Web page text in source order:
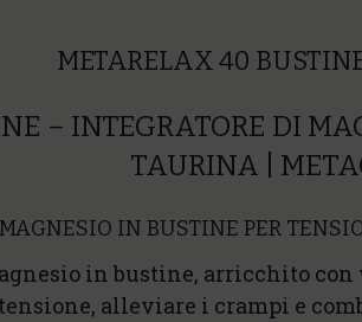
METARELAX 40
– INTEGRATORE DI
TAURINA |
IN BUSTINE PER
in bustine, arricchito
alleviare i crampi e